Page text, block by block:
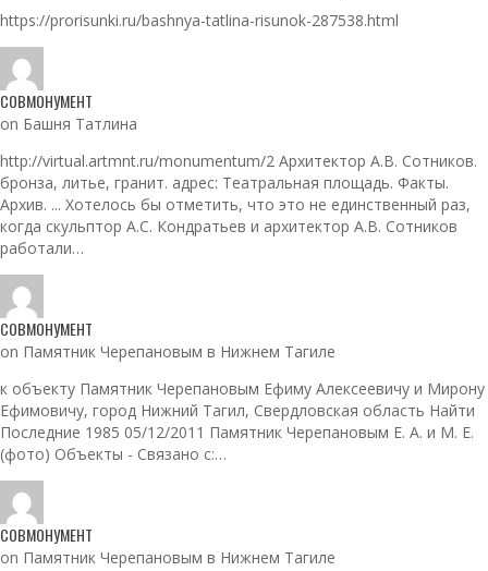
https://prorisunki.ru/bashnya-tatlina-risunok-287538.html
СОВМОНУМЕНТ
on Башня Татлина
http://virtual.artmnt.ru/monumentum/2 Архитектор А.В. Сотников.
бронза, литье, гранит. адрес: Театральная площадь. Факты.
Архив. ... Хотелось бы отметить, что это не единственный раз,
когда скульптор А.С. Кондратьев и архитектор А.В. Сотников
работали…
СОВМОНУМЕНТ
on Памятник Черепановым в Нижнем Тагиле
к объекту Памятник Черепановым Ефиму Алексеевичу и Мирону
Ефимовичу, город Нижний Тагил, Свердловская область Найти
Последние 1985 05/12/2011 Памятник Черепановым Е. А. и М. Е.
(фото) Объекты - Связано с:…
СОВМОНУМЕНТ
on Памятник Черепановым в Нижнем Тагиле